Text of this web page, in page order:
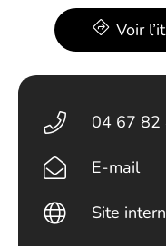
Voir
04 67 82
E-mail
Site